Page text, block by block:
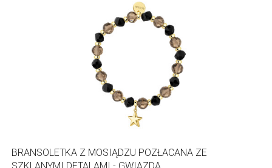
BRANSOLETKA Z MOSIĄDZU POZŁACANA ZE